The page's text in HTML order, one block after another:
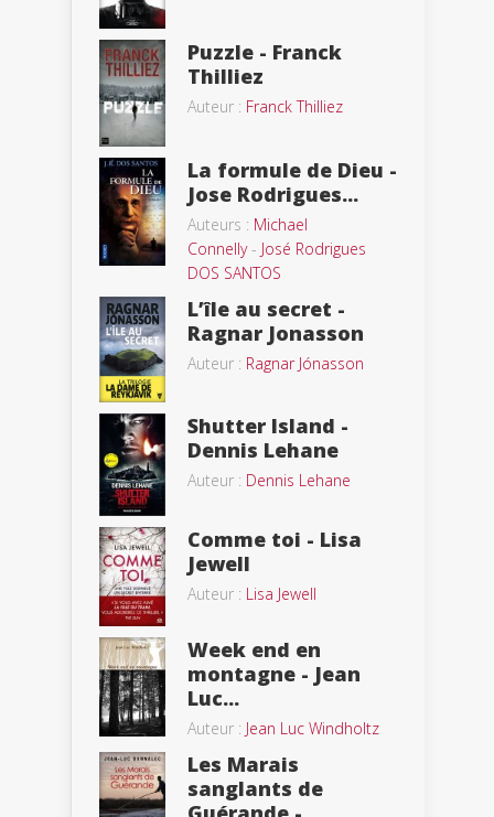
Puzzle - Franck
Thilliez
Auteur : Franck Thilliez
La formule de Dieu -
Jose Rodrigues...
Auteurs : Michael
Connelly- José Rodrigues
DOS SANTOS
L’île au secret -
Ragnar Jonasson
Auteur : Ragnar Jónasson
Shutter Island -
Dennis Lehane
Auteur : Dennis Lehane
Comme toi - Lisa
Jewell
Auteur : Lisa Jewell
Week end en
montagne - Jean
Luc...
Auteur : Jean Luc Windholtz
Les Marais
sanglants de